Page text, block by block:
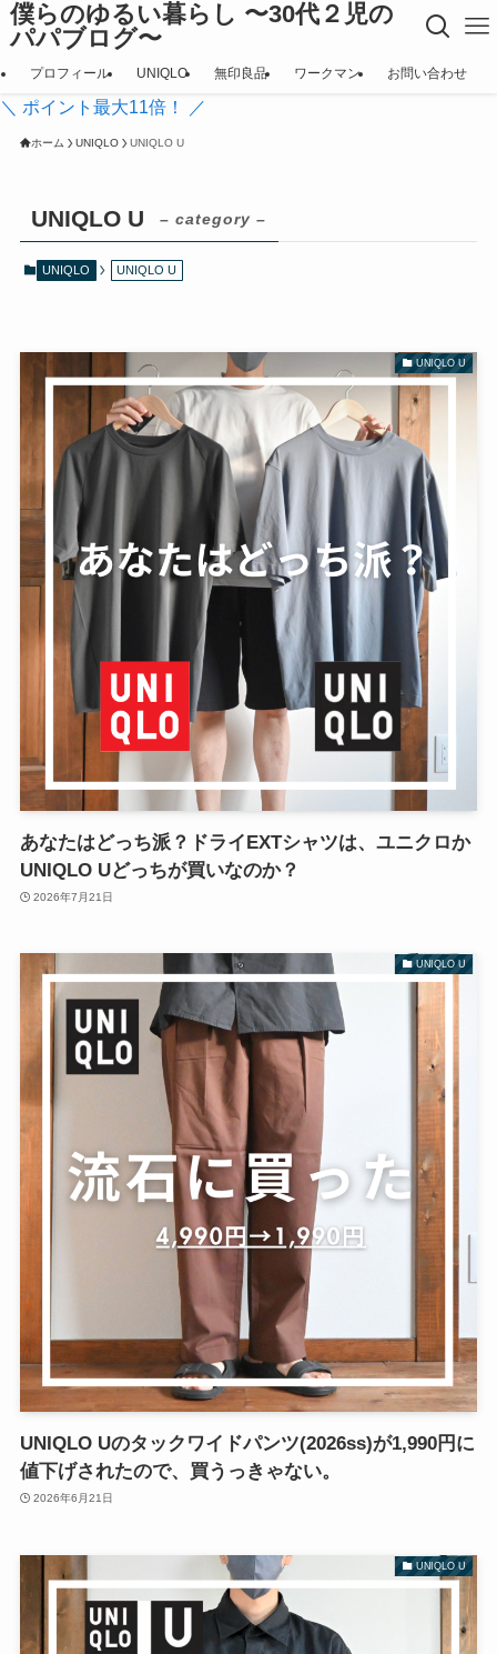
僕らのゆるい暮らし 〜30代２児の
パパブログ〜
プロフィール UNIQLO 無印良品 ワークマン お問い合わせ
＼ ポイント最大11倍！ ／
ホーム UNIQLO UNIQLO U
UNIQLO U – category –
UNIQLO UNIQLO U
UNIQLO U
あなたはどっち派？ドライEXTシャツは、ユニクロか
UNIQLO Uどっちが買いなのか？
2026年7月21日
UNIQLO U
UNIQLO Uのタックワイドパンツ(2026ss)が1,990円に
値下げされたので、買うっきゃない。
2026年6月21日
UNIQLO U